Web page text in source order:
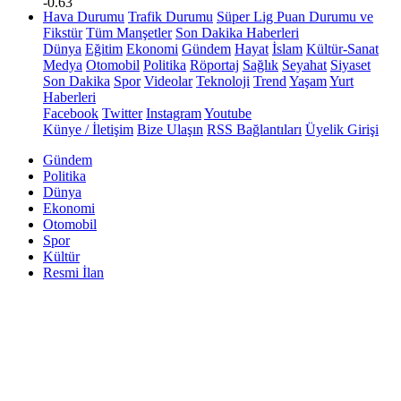
Hava Durumu Trafik Durumu Süper Lig Puan Durumu ve
Fikstür Tüm Manşetler Son Dakika Haberleri
Dünya Eğitim Ekonomi Gündem Hayat İslam Kültür-Sanat
Medya Otomobil Politika Röportaj Sağlık Seyahat Siyaset
Son Dakika Spor Videolar Teknoloji Trend YaşamYurt
Haberleri
Facebook Twitter InstagramYoutube
Künye / İletişim Bize Ulaşın RSS Bağlantıları Üyelik Girişi
Gündem
Politika
Dünya
Ekonomi
Otomobil
Spor
Kültür
Resmi İlan